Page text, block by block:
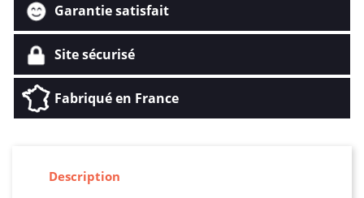
Garantie satisfait
Site sécurisé
Fabriqué en France
Description